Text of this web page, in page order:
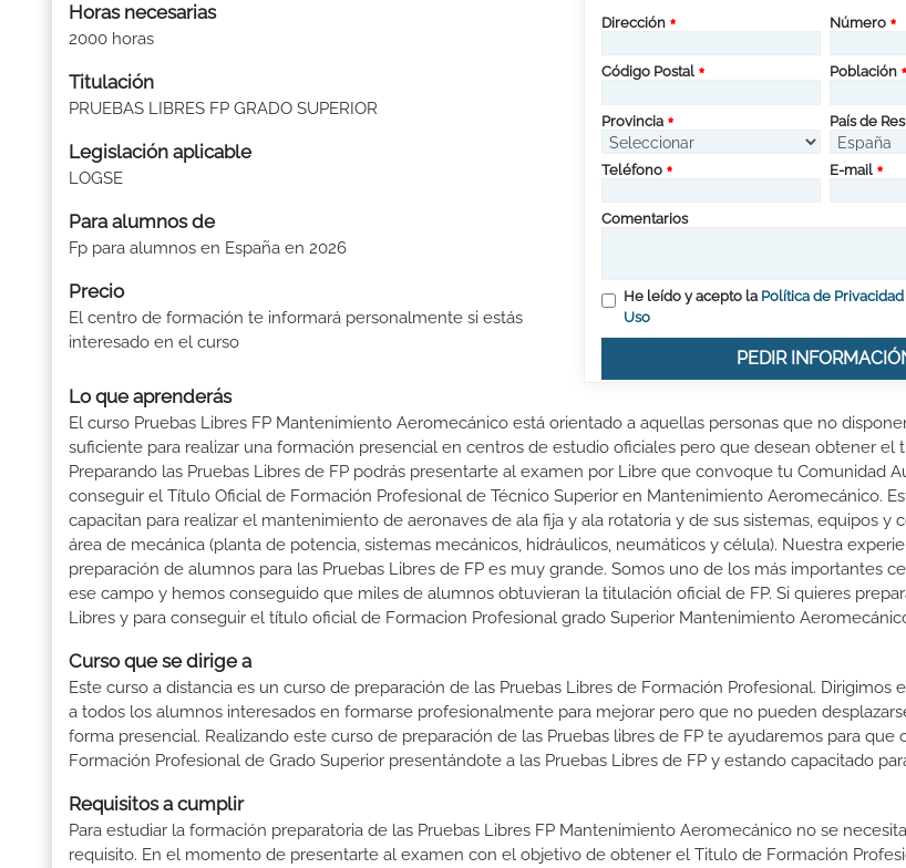
Horas necesarias
2000 horas
Titulación
PRUEBAS LIBRES FP GRADO SUPERIOR
Legislación aplicable
LOGSE
Para alumnos de
Fp para alumnos en España en 2026
Precio
El centro de formación te informará personalmente si estás
interesado en el curso
Dirección Número
Código Postal Población
Provincia País de
Teléfono E-mail
Comentarios
He leído y acepto la Política de
Uso
PEDIR
Lo que aprenderás
El curso Pruebas Libres FP Mantenimiento Aeromecánico está orientado a aquellas personas que no
suficiente para realizar una formación presencial en centros de estudio oficiales pero que desean obtener el
Preparando las Pruebas Libres de FP podrás presentarte al examen por Libre que convoque tu Comunidad
conseguir el Título Oficial de Formación Profesional de Técnico Superior en Mantenimiento Aeromecánico.
capacitan para realizar el mantenimiento de aeronaves de ala fija y ala rotatoria y de sus sistemas, equipos y
área de mecánica (planta de potencia, sistemas mecánicos, hidráulicos, neumáticos y célula). Nuestra
preparación de alumnos para las Pruebas Libres de FP es muy grande. Somos uno de los más importantes
ese campo y hemos conseguido que miles de alumnos obtuvieran la titulación oficial de FP. Si quieres
Libres y para conseguir el título oficial de Formacion Profesional grado Superior Mantenimiento
Curso que se dirige a
Este curso a distancia es un curso de preparación de las Pruebas Libres de Formación Profesional. Dirigimos
a todos los alumnos interesados en formarse profesionalmente para mejorar pero que no pueden
forma presencial. Realizando este curso de preparación de las Pruebas libres de FP te ayudaremos para que
Formación Profesional de Grado Superior presentándote a las Pruebas Libres de FP y estando capacitado
Requisitos a cumplir
Para estudiar la formación preparatoria de las Pruebas Libres FP Mantenimiento Aeromecánico no se
requisito. En el momento de presentarte al examen con el objetivo de obtener el Titulo de Formación